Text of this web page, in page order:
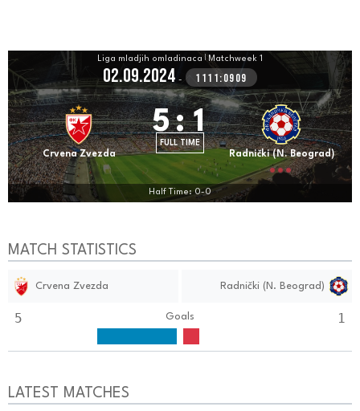
Liga mladjih omladinaca Matchweek 1
02.09.2024 - 1111:0909
Crvena Zvezda
5: 1
FULL TIME
Radnički (N. Beograd)
Half Time: 0-0
MATCH STATISTICS
Crvena Zvezda Radnički (N. Beograd)
5 Goals 1
LATEST MATCHES